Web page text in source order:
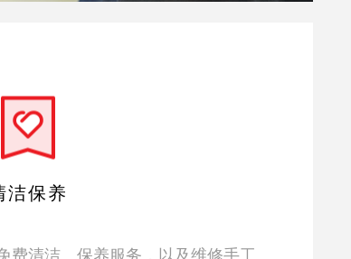
洁保养
费清洁、保养服务，以及维修手工